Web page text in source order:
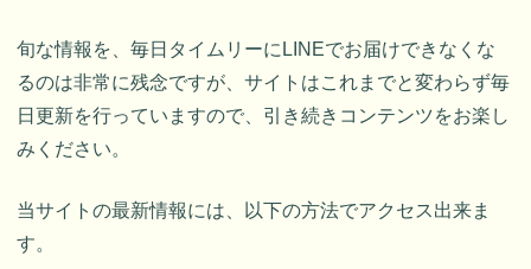
旬な情報を、毎日タイムリーにLINEでお届けできなくな
るのは非常に残念ですが、サイトはこれまでと変わらず毎
日更新を行っていますので、引き続きコンテンツをお楽し
みください。
当サイトの最新情報には、以下の方法でアクセス出来ま
す。